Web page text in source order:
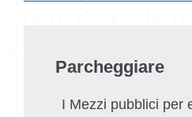
Parcheggiare
I Mezzi pubblici per